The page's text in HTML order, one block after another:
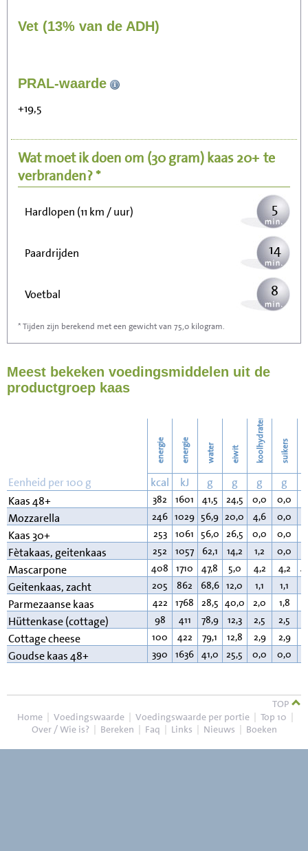
Vet (13% van de ADH)
PRAL-waarde
+19,5
Wat moet ik doen om (30 gram)kaas 20+ te
verbranden? *
Zitten, tv kijken
Wandelen (5 km/uur) 13
Hardlopen (11 km / uur) 5
Paardrijden 14
Voetbal 8
Stofzuigen
Strijken 25
28
* Tijden zijn berekend met een gewicht van 75,0 kilogram.
Meest bekeken voedingsmiddelen uit de
productgroep kaas
energie energie water eiwit koolhydraten suikers
Eenheid per 100 g kcal kJ g g g g
Kaas 48+
382 1601 41,5 24,5 0,0 0,0
Mozzarella 246 1029 56,9 20,0 4,6 0,0
Kaas 30+ 253 1061 56,0 26,5 0,0 0,0
Fètakaas, geitenkaas 252 1057 62,1 14,2 1,2 0,0
Mascarpone 408 1710 47,8 5,0 4,2 4,2
Geitenkaas, zacht 205 862 68,6 12,0 1,1 1,1
Parmezaanse kaas 422 1768 28,5 40,0 2,0 1,8
Hüttenkase (cottage) 98 411 78,9 12,3 2,5 2,5
Cottage cheese 100 422 79,1 12,8 2,9 2,9
Goudse kaas 48+ 390 1636 41,0 25,5 0,0 0,0
TOP
Home | Voedingswaarde | Voedingswaarde per portie | Top 10 |
Over / Wie is? | Bereken | Faq | Links | Nieuws | Boeken